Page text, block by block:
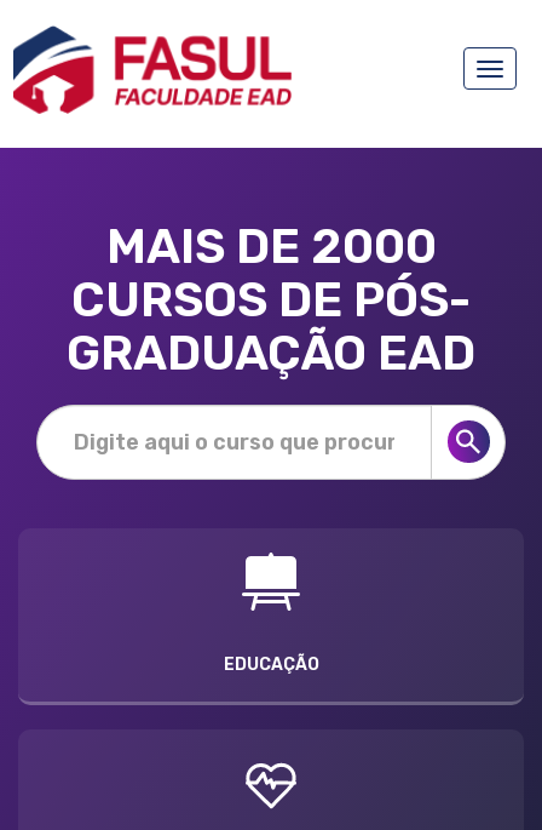
Toggle
MAIS DE 2000
CURSOS DE PÓS-
GRADUAÇÃO EAD
EDUCAÇÃO